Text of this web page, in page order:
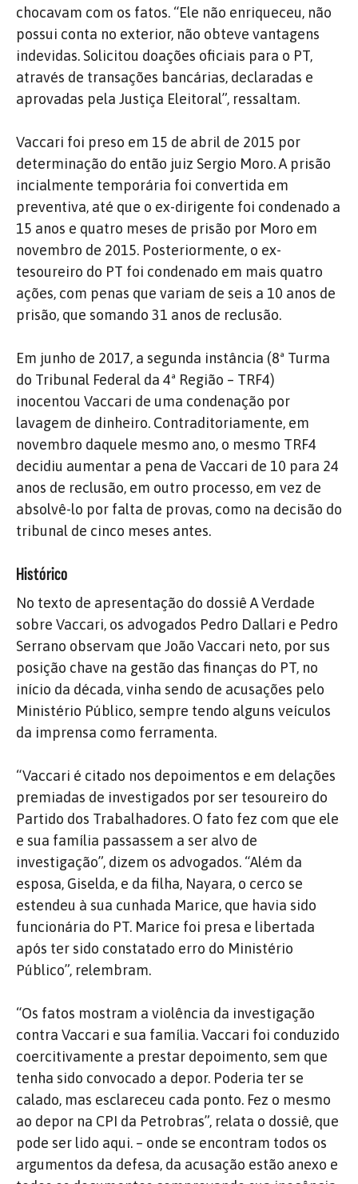
chocavam com os fatos. “Ele não enriqueceu, não
possui conta no exterior, não obteve vantagens
indevidas. Solicitou doações oficiais para o PT,
através de transações bancárias, declaradas e
aprovadas pela Justiça Eleitoral”, ressaltam.
Vaccari foi preso em 15 de abril de 2015 por
determinação do então juiz Sergio Moro. A prisão
incialmente temporária foi convertida em
preventiva, até que o ex-dirigente foi condenado a
15 anos e quatro meses de prisão por Moro em
novembro de 2015. Posteriormente, o ex-
tesoureiro do PT foi condenado em mais quatro
ações, com penas que variam de seis a 10 anos de
prisão, que somando 31 anos de reclusão.
Em junho de 2017, a segunda instância (8ª Turma
do Tribunal Federal da 4ª Região – TRF4)
inocentou Vaccari de uma condenação por
lavagem de dinheiro. Contraditoriamente, em
novembro daquele mesmo ano, o mesmo TRF4
decidiu aumentar a pena de Vaccari de 10 para 24
anos de reclusão, em outro processo, em vez de
absolvê-lo por falta de provas, como na decisão do
tribunal de cinco meses antes.
Histórico
No texto de apresentação do dossiê A Verdade
sobre Vaccari, os advogados Pedro Dallari e Pedro
Serrano observam que João Vaccari neto, por sus
posição chave na gestão das finanças do PT, no
início da década, vinha sendo de acusações pelo
Ministério Público, sempre tendo alguns veículos
da imprensa como ferramenta.
“Vaccari é citado nos depoimentos e em delações
premiadas de investigados por ser tesoureiro do
Partido dos Trabalhadores. O fato fez com que ele
e sua família passassem a ser alvo de
investigação”, dizem os advogados. “Além da
esposa, Giselda, e da filha, Nayara, o cerco se
estendeu à sua cunhada Marice, que havia sido
funcionária do PT. Marice foi presa e libertada
após ter sido constatado erro do Ministério
Público”, relembram.
“Os fatos mostram a violência da investigação
contra Vaccari e sua família. Vaccari foi conduzido
coercitivamente a prestar depoimento, sem que
tenha sido convocado a depor. Poderia ter se
calado, mas esclareceu cada ponto. Fez o mesmo
ao depor na CPI da Petrobras”, relata o dossiê, que
pode ser lido aqui. – onde se encontram todos os
argumentos da defesa, da acusação estão anexo e